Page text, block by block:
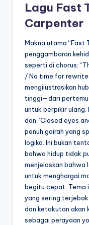
Lagu Fast
Carpenter
Makna utama “Fast
penggambaran
seperti di chorus:
/ No time for
mengilustrasikan
tinggi—dari
untuk berpikir ulang.
dan “Closed eyes
penuh gairah yang
logika. Ini bukan
bahwa hidup tidak
menjelaskan bahwa
untuk menghargai
begitu cepat. Tema
yang sering
dan ketakutan akan
sebagai perayaan